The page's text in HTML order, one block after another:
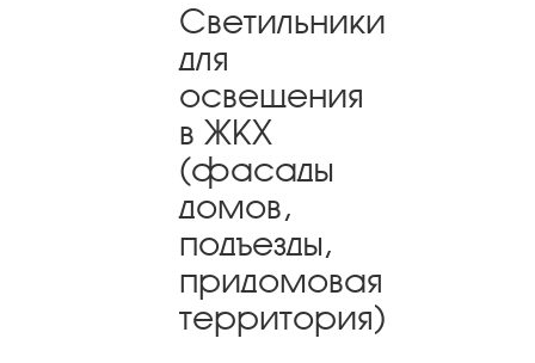
Светильники
для
освещения
в ЖКХ
(фасады
домов,
подъезды,
придомовая
территория)